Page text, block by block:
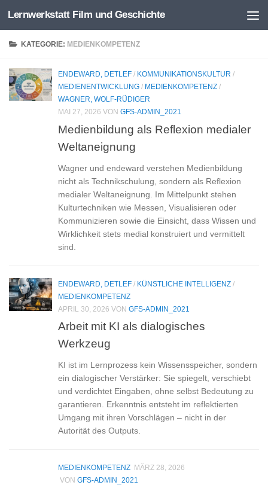
Zum Inhalt springen
Lernwerkstatt Film und Geschichte
KATEGORIE: MEDIENKOMPETENZ
ENDEWARD, DETLEF / KOMMUNIKATIONSKULTUR /
MEDIENENTWICKLUNG / MEDIENKOMPETENZ /
WAGNER, WOLF-RÜDIGER
MAI 27, 2026 VON GFS-ADMIN_2021
Medienbildung als Reflexion medialer
Weltaneignung
Wagner und endeward verstehen Medienbildung
nicht als Technikschulung, sondern als Reflexion
medialer Weltaneignung. Im Mittelpunkt stehen
Kulturtechniken wie Messen, Visualisieren oder
Kommunizieren sowie die Einsicht, dass Wissen und
Wirklichkeit stets medial konstruiert und vermittelt
sind.
ENDEWARD, DETLEF / KÜNSTLICHE INTELLIGENZ /
MEDIENKOMPETENZ
APRIL 30, 2026 VON GFS-ADMIN_2021
Arbeit mit KI als dialogisches
Werkzeug
KI ist im Lernprozess kein Wissensspeicher, sondern
ein dialogischer Verstärker: Sie spiegelt, verschiebt
und verdichtet Eingaben, ohne selbst Bedeutung zu
garantieren. Erkenntnis entsteht im reflektierten
Umgang mit ihren Vorschlägen – nicht in der
Autorität des Outputs.
MEDIENKOMPETENZ MÄRZ 28, 2026
VON GFS-ADMIN_2021